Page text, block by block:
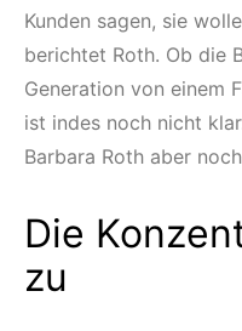
Kunden sagen, sie
berichtet Roth. Ob die
Generation von einem
ist indes noch nicht
Barbara Roth aber
Die
zu